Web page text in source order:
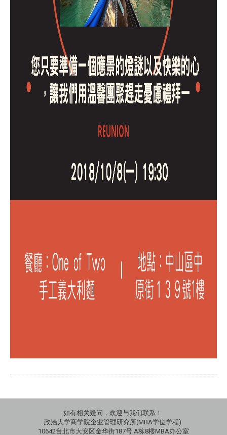
如有相关疑问，欢迎与我们联系！
政治大学商学院企业管理研究所(MBA学位学程)
10642台北市大安区金华街187号 A栋8楼MBA办公室